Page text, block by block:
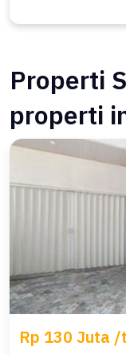
Properti
properti
Rp 130 Juta /